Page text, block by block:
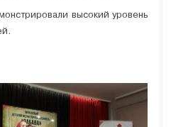
высокий уровень